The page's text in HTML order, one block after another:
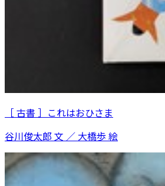
［ 古書 ］これはおひさま
谷川俊太郎 文 ／ 大橋歩 絵